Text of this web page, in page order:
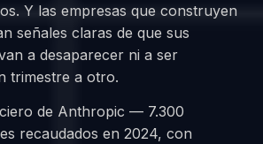
Y las empresas que construyen
señales claras de que sus
a desaparecer ni a ser
trimestre a otro.
de Anthropic — 7.300
recaudados en 2024, con